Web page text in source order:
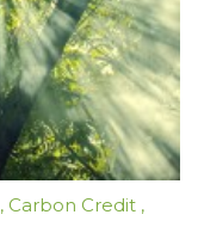
, Carbon Credit ,